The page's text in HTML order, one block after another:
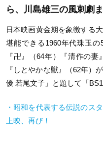
ら、川島雄三の風刺劇
日本映画黄金期を象徴する
堪能できる1960年代珠玉の
『卍』（64年）『清作の妻
『しとやかな獣』（62年）
優 若尾文子」と題して「
・昭和を代表する伝説のス
上映、再び！